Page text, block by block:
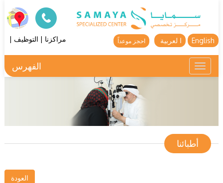
English ا لعربية احجز موعداً مراكزنا|التوظيف |
Toggle
navigation
الفهرس
أطبائنا
العودة